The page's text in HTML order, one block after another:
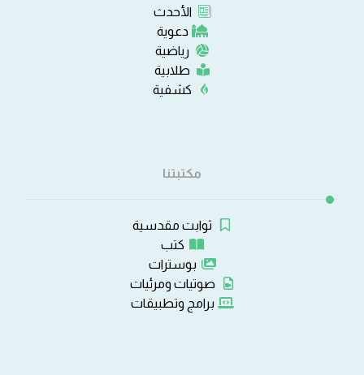
الأحدث
دعوية
رياضية
طلابية
كشفية
مكتبتنا
ثوابت مقدسية
كتب
بوسترات
صوتيات ومرئيات
برامج وتطبيقات